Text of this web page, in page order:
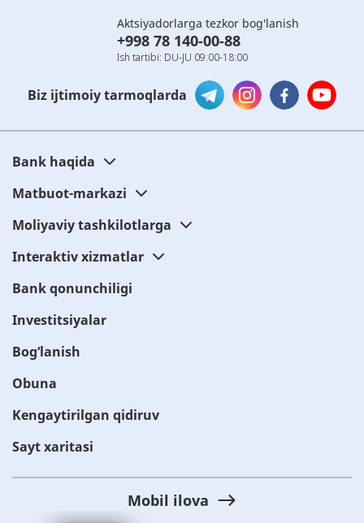
Aktsiyadorlarga tezkor bog'lanish
+998 78 140-00-88
Ish tartibi: DU-JU 09:00-18:00
Biz ijtimoiy tarmoqlarda
Bank haqida
Matbuot-markazi
Moliyaviy tashkilotlarga
Interaktiv xizmatlar
Bank qonunchiligi
Investitsiyalar
Bog‘lanish
Obuna
Kengaytirilgan qidiruv
Sayt xaritasi
Mobil ilova